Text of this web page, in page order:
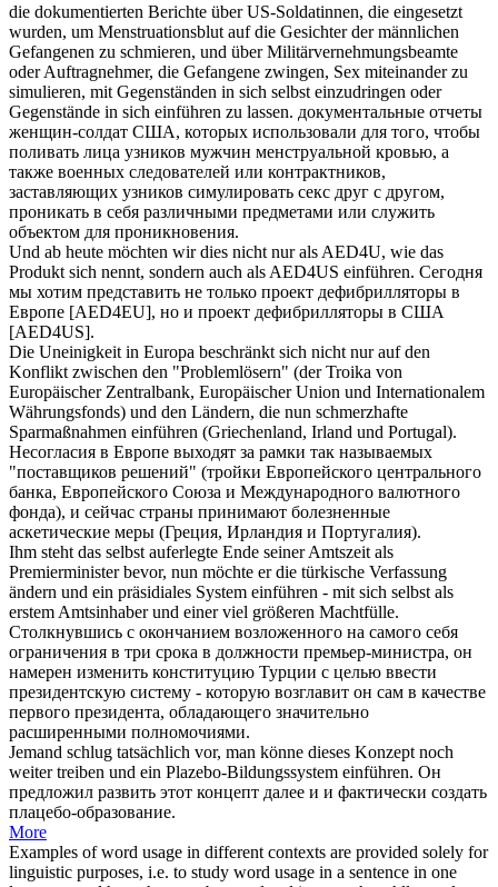
die dokumentierten Berichte über US-Soldatinnen, die eingesetzt
wurden, um Menstruationsblut auf die Gesichter der männlichen
Gefangenen zu schmieren, und über Militärvernehmungsbeamte
oder Auftragnehmer, die Gefangene zwingen, Sex miteinander zu
simulieren, mit Gegenständen in sich selbst einzudringen oder
Gegenstände in sich einführen zu lassen. документальные отчеты
женщин-солдат США, которых использовали для того, чтобы
поливать лица узников мужчин менструальной кровью, а
также военных следователей или контрактников,
заставляющих узников симулировать секс друг с другом,
проникать в себя различными предметами или служить
объектом для проникновения.
Und ab heute möchten wir dies nicht nur als AED4U, wie das
Produkt sich nennt, sondern auch als AED4US einführen. Сегодня
мы хотим представить не только проект дефибрилляторы в
Европе [AED4EU], но и проект дефибрилляторы в США
[AED4US].
Die Uneinigkeit in Europa beschränkt sich nicht nur auf den
Konflikt zwischen den "Problemlösern" (der Troika von
Europäischer Zentralbank, Europäischer Union und Internationalem
Währungsfonds) und den Ländern, die nun schmerzhafte
Sparmaßnahmen einführen (Griechenland, Irland und Portugal).
Несогласия в Европе выходят за рамки так называемых
"поставщиков решений" (тройки Европейского центрального
банка, Европейского Союза и Международного валютного
фонда), и сейчас страны принимают болезненные
аскетические меры (Греция, Ирландия и Португалия).
Ihm steht das selbst auferlegte Ende seiner Amtszeit als
Premierminister bevor, nun möchte er die türkische Verfassung
ändern und ein präsidiales System einführen - mit sich selbst als
erstem Amtsinhaber und einer viel größeren Machtfülle.
Столкнувшись с окончанием возложенного на самого себя
ограничения в три срока в должности премьер-министра, он
намерен изменить конституцию Турции с целью ввести
президентскую систему - которую возглавит он сам в качестве
первого президента, обладающего значительно
расширенными полномочиями.
Jemand schlug tatsächlich vor, man könne dieses Konzept noch
weiter treiben und ein Plazebo-Bildungssystem einführen. Он
предложил развить этот концепт далее и и фактически создать
плацебо-образование.
More
Examples of word usage in different contexts are provided solely for
linguistic purposes, i.e. to study word usage in a sentence in one